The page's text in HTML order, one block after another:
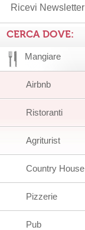
Ricevi Newsletter
CERCA DOVE:
Mangiare
Airbnb
Ristoranti
Agriturist
Country House
Pizzerie
Pub